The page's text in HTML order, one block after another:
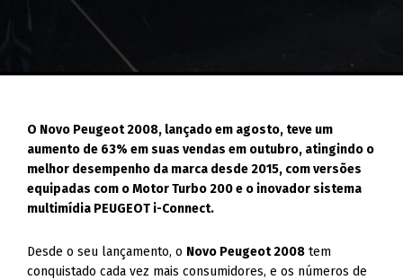
O Novo Peugeot 2008, lançado em agosto, teve um
aumento de 63% em suas vendas em outubro, atingindo o
melhor desempenho da marca desde 2015, com versões
equipadas com o Motor Turbo 200 e o inovador sistema
multimídia PEUGEOT i-Connect.
Desde o seu lançamento, o Novo Peugeot 2008 tem
conquistado cada vez mais consumidores, e os números de